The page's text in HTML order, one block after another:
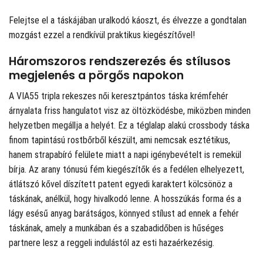
Felejtse el a táskájában uralkodó káoszt, és élvezze a gondtalan
mozgást ezzel a rendkívül praktikus kiegészítővel!
Háromszoros rendszerezés és stílusos
megjelenés a pörgős napokon
A VIA55 tripla rekeszes női keresztpántos táska krémfehér
árnyalata friss hangulatot visz az öltözködésbe, miközben minden
helyzetben megállja a helyét. Ez a téglalap alakú crossbody táska
finom tapintású rostbőrből készült, ami nemcsak esztétikus,
hanem strapabíró felülete miatt a napi igénybevételt is remekül
bírja. Az arany tónusú fém kiegészítők és a fedélen elhelyezett,
átlátszó kővel díszített patent egyedi karaktert kölcsönöz a
táskának, anélkül, hogy hivalkodó lenne. A hosszúkás forma és a
lágy esésű anyag barátságos, könnyed stílust ad ennek a fehér
táskának, amely a munkában és a szabadidőben is hűséges
partnere lesz a reggeli indulástól az esti hazaérkezésig.